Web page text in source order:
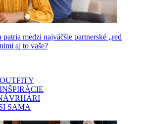
patria medzi najväčšie partnerské „red
aj to vaše?
SAMA